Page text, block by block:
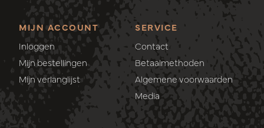
MIJN ACCOUNT
Inloggen
Mijn bestellingen
Mijn verlanglijst
SERVICE
Contact
Betaalmethoden
Algemene voorwaarden
Media